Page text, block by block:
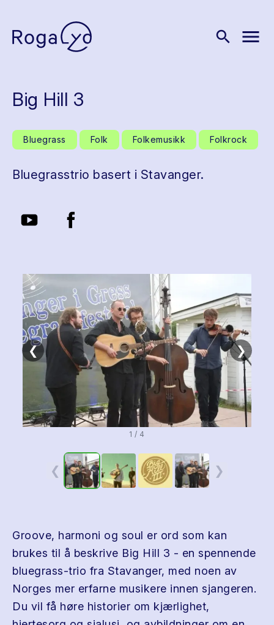
search menu
Big Hill 3
Bluegrass Folk Folkemusikk Folkrock
Bluegrasstrio basert i Stavanger.
❮ ❯
1 / 4
❮ ❯
Groove, harmoni og soul er ord som kan
brukes til å beskrive Big Hill 3 - en spennende
bluegrass-trio fra Stavanger, med noen av
Norges mer erfarne musikere innen sjangeren.
Du vil få høre historier om kjærlighet,